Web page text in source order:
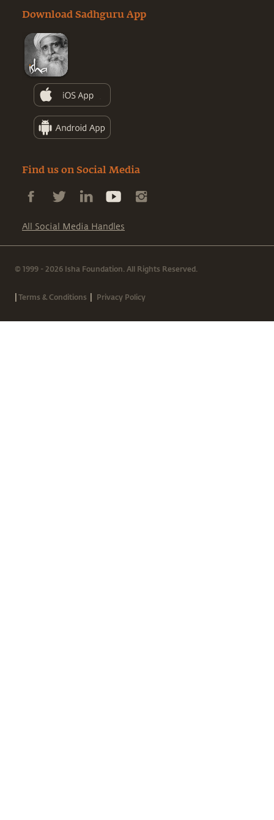
Download Sadhguru App
Find us on Social Media
All Social Media Handles
© 1999 - 2026 Isha Foundation. All Rights Reserved.
|Terms & Conditions | Privacy Policy